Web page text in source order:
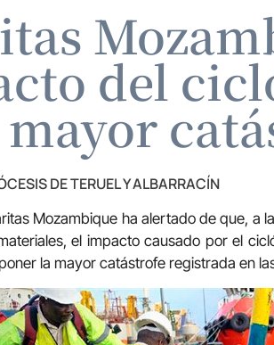
del
mayor
DE TERUEL Y ALBARRACÍN
Mozambique ha alertado de que, a
el impacto causado por el
la mayor catástrofe registrada en